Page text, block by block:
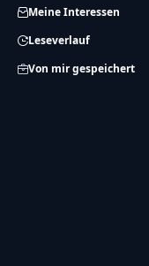
Meine Interessen
Leseverlauf
Von mir gespeichert